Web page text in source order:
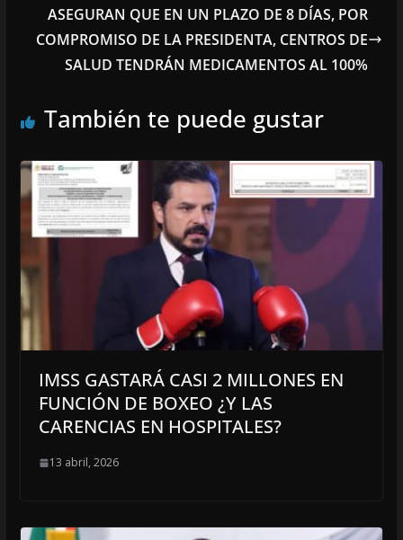
ASEGURAN QUE EN UN PLAZO DE 8 DÍAS, POR
COMPROMISO DE LA PRESIDENTA, CENTROS DE
SALUD TENDRÁN MEDICAMENTOS AL 100%
También te puede gustar
IMSS GASTARÁ CASI 2 MILLONES EN
FUNCIÓN DE BOXEO ¿Y LAS
CARENCIAS EN HOSPITALES?
13 abril, 2026